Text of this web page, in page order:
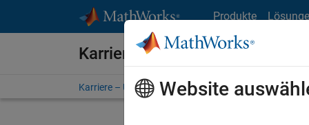
Produkte
Karriere bei MathWorks
Karriere – Übersicht Stellensuche
Website